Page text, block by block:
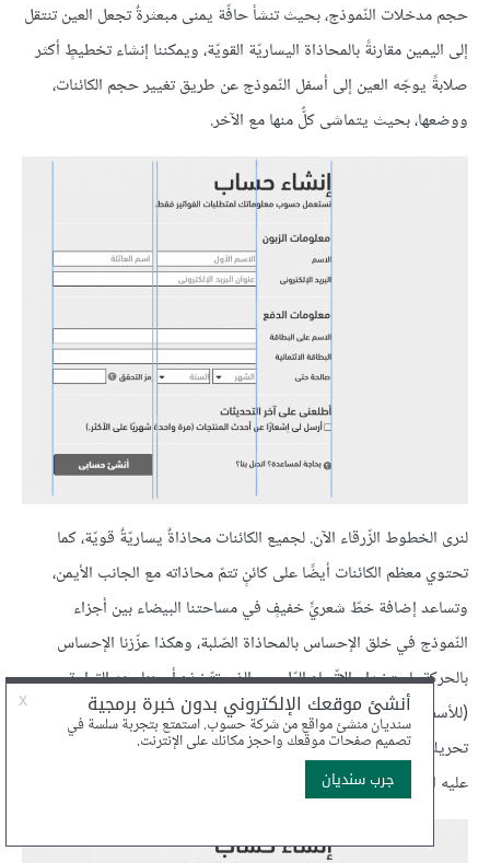
حجم مدخلات النّموذج، بحيث تنشأ حافّة يمنى مبعثرةٌ تجعل العين تنتقل
إلى اليمين مقارنةً بالمحاذاة اليساريّة القويّة، ويمكننا إنشاء تخطيطٍ أكثر
صلابةً يوجّه العين إلى أسفل النّموذج عن طريق تغيير حجم الكائنات،
ووضعها، بحيث يتماشى كلٌّ منها مع الآخر.
لنرى الخطوط الزّرقاء الآن. لجميع الكائنات محاذاةٌ يساريّةٌ قويّة، كما
تحتوي معظم الكائنات أيضًا على كائنٍ تتمّ محاذاته مع الجانب الأيمن،
وتساعد إضافة خطّ شعريٍّ خفيفٍ في مساحتنا البيضاء بين أجزاء
النّموذج في خلق الإحساس بالمحاذاة الصّلبة، وهكذا عزّزنا الإحساس
بالحركة باستخدام الاتّجاه الطّبيعي الذي تتّخذه أعيننا عند القراءة
(للأسفل ولليمين مع اللغات التي تبدأ من اليسار إلى اليمين)، عن طريق
تحريك زرّ الإرسال إلى الجزء السّفلي اليمينيّ من التّخطيط، وهذا ما يبدو
عليه النّموذج دون خطوط المحاذاة.